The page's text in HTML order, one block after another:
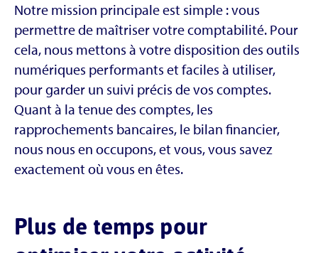
Notre mission principale est simple : vous
permettre de maîtriser votre comptabilité. Pour
cela, nous mettons à votre disposition des outils
numériques performants et faciles à utiliser,
pour garder un suivi précis de vos comptes.
Quant à la tenue des comptes, les
rapprochements bancaires, le bilan financier,
nous nous en occupons, et vous, vous savez
exactement où vous en êtes.
Plus de temps pour